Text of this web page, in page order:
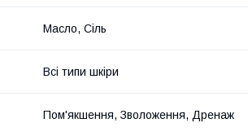
Масло, Сіль
Всі типи шкіри
Пом'якшення, Зволоження, Дренаж